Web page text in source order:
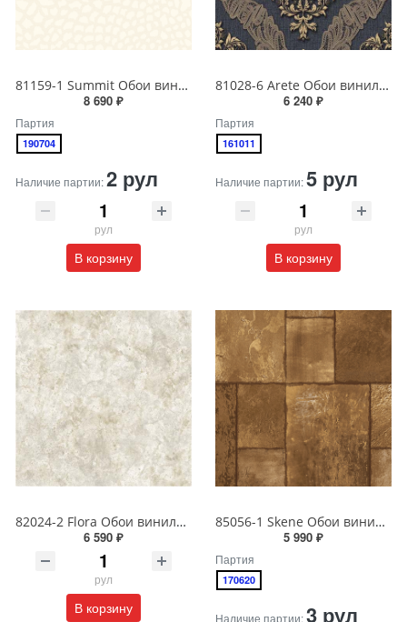
81159-1 Summit Обои виниловые на бумажной основе 1.06*15.5
8 690 ₽
Партия
190704
Наличие партии:2 рул
рул
В корзину
81028-6 Arete Обои виниловые на бумажной основе 1.06*15.6
6 240 ₽
Партия
161011
Наличие партии:5 рул
рул
В корзину
82024-2 Flora Обои виниловые на бумажной основе 1.06*15.6
6 590 ₽
рул
В корзину
85056-1 Skene Обои виниловые на бумажной основе 1.06*15.5
5 990 ₽
Партия
170620
Наличие партии:3 рул